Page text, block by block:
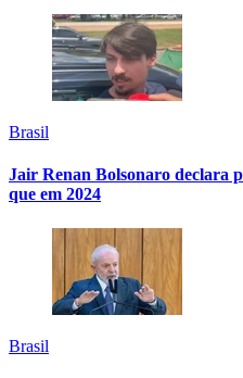
Brasil
Jair Renan Bolsonaro declara
que em 2024
Brasil